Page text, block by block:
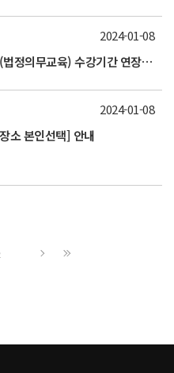
2023년 2학기 안전환경 정기교육(법정의무교육) 수강기간 연장 안내
2024-01-08
소 본인선택] 안내
2024-01-08